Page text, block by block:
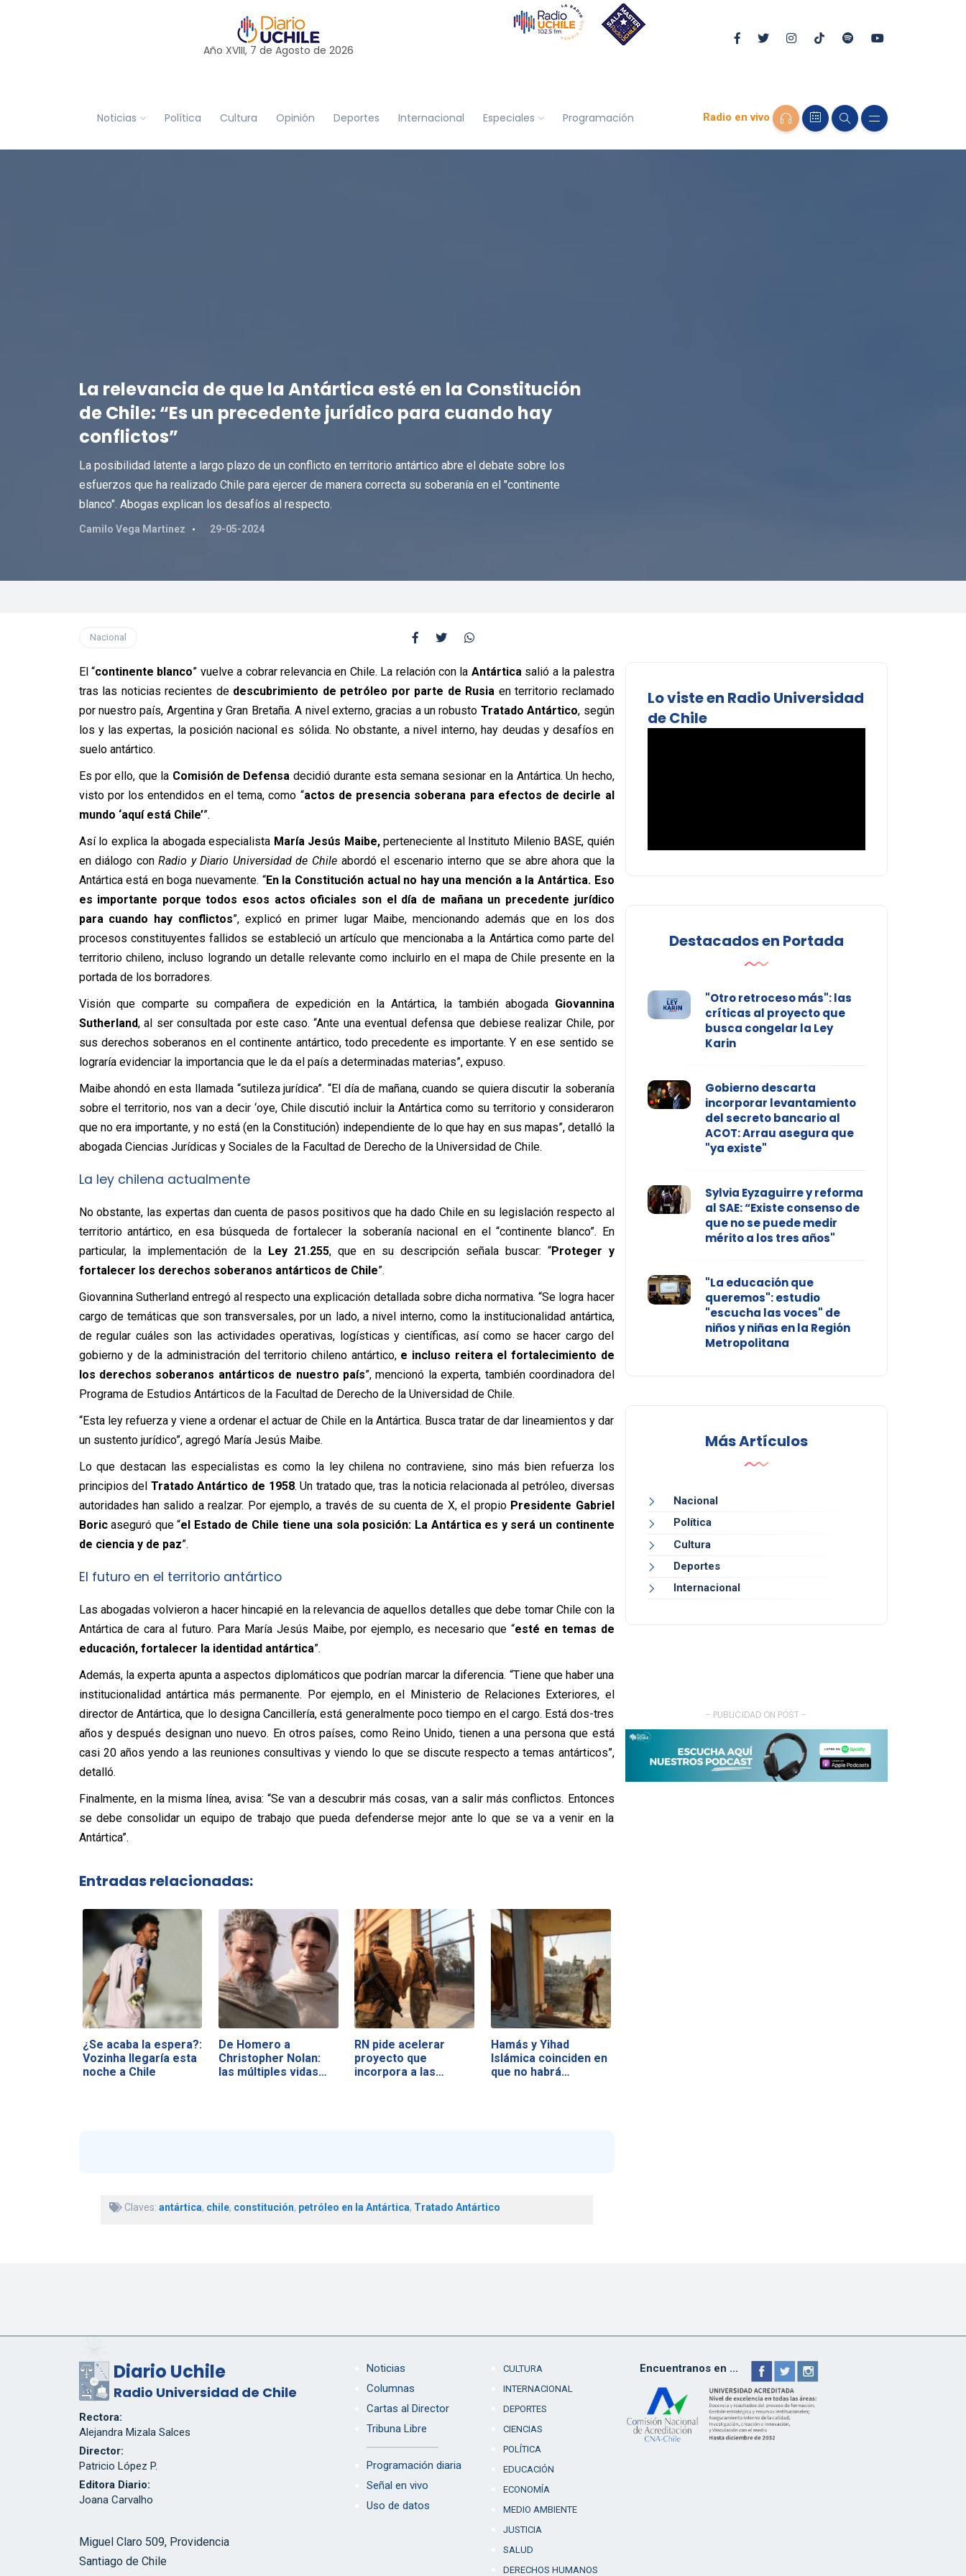
Año XVIII, 7 de Agosto de 2026
Noticias Política Cultura Opinión Deportes Internacional Especiales Programación Radio en vivo
La relevancia de que la Antártica esté en la Constitución
de Chile: “Es un precedente jurídico para cuando hay
conflictos”
La posibilidad latente a largo plazo de un conflicto en territorio antártico abre el debate sobre los
esfuerzos que ha realizado Chile para ejercer de manera correcta su soberanía en el "continente
blanco". Abogas explican los desafíos al respecto.
Camilo Vega Martinez 29-05-2024
Nacional
El “continente blanco” vuelve a cobrar relevancia en Chile. La relación con la Antárticasalió a la palestra
tras las noticias recientes de descubrimiento de petróleo por parte de Rusia en territorio reclamado
por nuestro país, Argentina y Gran Bretaña. A nivel externo, gracias a un robusto Tratado Antártico, según
los y las expertas, la posición nacional es sólida. No obstante, a nivel interno, hay deudas y desafíos en
suelo antártico.
Es por ello, que la Comisión de Defensa decidió durante esta semana sesionar en la Antártica. Un hecho,
visto por los entendidos en el tema, como “actos de presencia soberana para efectos de decirle al
mundo ‘aquí está Chile’”.
Así lo explica la abogada especialista María Jesús Maibe,perteneciente al Instituto Milenio BASE, quién
en diálogo conRadio y Diario Universidad de Chileabordó el escenario interno que se abre ahora que la
Antártica está en boga nuevamente. “En la Constitución actual no hay una mención a la Antártica. Eso
es importante porque todos esos actos oficiales son el día de mañana un precedente jurídico
para cuando hay conflictos”, explicó en primer lugar Maibe, mencionando además que en los dos
procesos constituyentes fallidos se estableció un artículo que mencionaba a la Antártica como parte del
territorio chileno, incluso logrando un detalle relevante como incluirlo en el mapa de Chile presente en la
portada de los borradores.
Visión que comparte su compañera de expedición en la Antártica, la también abogada Giovannina
Sutherland, al ser consultada por este caso. “Ante una eventual defensa que debiese realizar Chile, por
sus derechos soberanos en el continente antártico, todo precedente es importante. Y en ese sentido se
lograría evidenciar la importancia que le da el país a determinadas materias”, expuso.
Maibe ahondó en esta llamada “sutileza jurídica”. “El día de mañana, cuando se quiera discutir la soberanía
sobre el territorio, nos van a decir ‘oye, Chile discutió incluir la Antártica como su territorio y consideraron
que no era importante, y no está (en la Constitución) independiente de lo que hay en sus mapas”, detalló la
abogada Ciencias Jurídicas y Sociales de la Facultad de Derecho de la Universidad de Chile.
La ley chilena actualmente
No obstante, las expertas dan cuenta de pasos positivos que ha dado Chile en su legislación respecto al
territorio antártico, en esa búsqueda de fortalecer la soberanía nacional en el “continente blanco”. En
particular, la implementación de la Ley 21.255, que en su descripción señala buscar: “Proteger y
fortalecer los derechos soberanos antárticos de Chile”.
Giovannina Sutherland entregó al respecto una explicación detallada sobre dicha normativa. “Se logra hacer
cargo de temáticas que son transversales, por un lado, a nivel interno, como la institucionalidad antártica,
de regular cuáles son las actividades operativas, logísticas y científicas, así como se hacer cargo del
gobierno y de la administración del territorio chileno antártico,e incluso reitera el fortalecimiento de
los derechos soberanos antárticos de nuestro país”, mencionó la experta, también coordinadora del
Programa de Estudios Antárticos de la Facultad de Derecho de la Universidad de Chile.
“Esta ley refuerza y viene a ordenar el actuar de Chile en la Antártica. Busca tratar de dar lineamientos y dar
un sustento jurídico”, agregó María Jesús Maibe.
Lo que destacan las especialistas es como la ley chilena no contraviene, sino más bien refuerza los
principios del Tratado Antártico de 1958. Un tratado que, tras la noticia relacionada al petróleo, diversas
autoridades han salido a realzar. Por ejemplo, a través de su cuenta de X, el propio Presidente Gabriel
Boricaseguró que “el Estado de Chile tiene una sola posición: La Antártica es y será un continente
de ciencia y de paz”.
El futuro en el territorio antártico
Las abogadas volvieron a hacer hincapié en la relevancia de aquellos detalles que debe tomar Chile con la
Antártica de cara al futuro. Para María Jesús Maibe, por ejemplo, es necesario que “esté en temas de
educación, fortalecer la identidad antártica”.
Además, la experta apunta a aspectos diplomáticos que podrían marcar la diferencia. “Tiene que haber una
institucionalidad antártica más permanente. Por ejemplo, en el Ministerio de Relaciones Exteriores, el
director de Antártica, que lo designa Cancillería, está generalmente poco tiempo en el cargo. Está dos-tres
años y después designan uno nuevo. En otros países, como Reino Unido, tienen a una persona que está
casi 20 años yendo a las reuniones consultivas y viendo lo que se discute respecto a temas antárticos”,
detalló.
Finalmente, en la misma línea, avisa: “Se van a descubrir más cosas, van a salir más conflictos. Entonces
se debe consolidar un equipo de trabajo que pueda defenderse mejor ante lo que se va a venir en la
Antártica”.
Entradas relacionadas:
¿Se acaba la espera?:
Vozinha llegaría esta
noche a Chile
De Homero a
Christopher Nolan:
las múltiples vidas…
RN pide acelerar
proyecto que
incorpora a las…
Hamás y Yihad
Islámica coinciden en
que no habrá…
Claves: antártica, chile, constitución, petróleo en la Antártica, Tratado Antártico
Lo viste en Radio Universidad
de Chile
Destacados en Portada
"Otro retroceso más": las
críticas al proyecto que
busca congelar la Ley
Karin
Gobierno descarta
incorporar levantamiento
del secreto bancario al
ACOT: Arrau asegura que
"ya existe"
Sylvia Eyzaguirre y reforma
al SAE: “Existe consenso de
que no se puede medir
mérito a los tres años"
"La educación que
queremos": estudio
"escucha las voces" de
niños y niñas en la Región
Metropolitana
Más Artículos
Nacional
Política
Cultura
Deportes
Internacional
- PUBLICIDAD ON POST -
Diario Uchile
Radio Universidad de Chile
Rectora:
Alejandra Mizala Salces
Director:
Patricio López P.
Editora Diario:
Joana Carvalho
Miguel Claro 509, Providencia
Santiago de Chile
Noticias
Columnas
Cartas al Director
Tribuna Libre
Programación diaria
Señal en vivo
Uso de datos
CULTURA
INTERNACIONAL
DEPORTES
CIENCIAS
POLÍTICA
EDUCACIÓN
ECONOMÍA
MEDIO AMBIENTE
JUSTICIA
SALUD
DERECHOS HUMANOS
Encuentranos en ...